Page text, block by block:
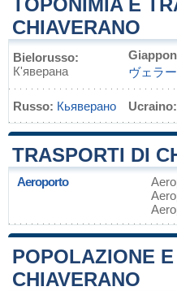
TOPONIMIA E
CHIAVERANO
Bielorusso:
К'яверана
ヴェラ
Russo: Кьяверано Ucraino:
TRASPORTI DI
Aeroporto
POPOLAZIONE
CHIAVERANO